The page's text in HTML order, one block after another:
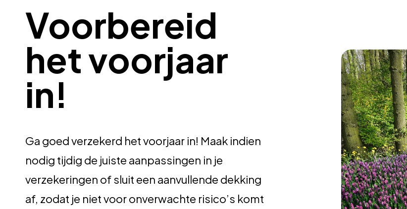
Voorbereid
het voorjaar
in!
Ga goed verzekerd het voorjaar in! Maak indien
nodig tijdig de juiste aanpassingen in je
verzekeringen of sluit een aanvullende dekking
af, zodat je niet voor onverwachte risico’s komt